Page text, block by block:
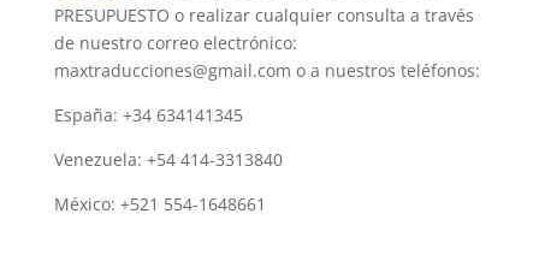
PRESUPUESTO o realizar cualquier consulta a través
de nuestro correo electrónico:
maxtraducciones@gmail.com o a nuestros teléfonos:
España: +34 634141345
Venezuela: +54 414-3313840
México: +521 554-1648661